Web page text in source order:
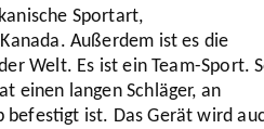
Sportart,
Außerdem ist es die
Welt. Es ist ein Team-Sport.
einen langen Schläger, an
befestigt ist. Das Gerät wird